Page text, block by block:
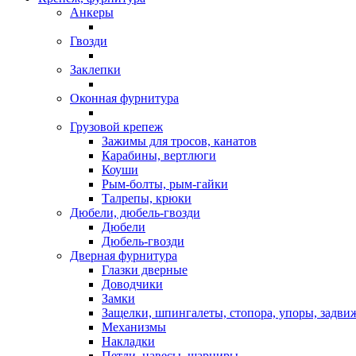
Анкеры
Гвозди
Заклепки
Оконная фурнитура
Грузовой крепеж
Зажимы для тросов, канатов
Карабины, вертлюги
Коуши
Рым-болты, рым-гайки
Талрепы, крюки
Дюбели, дюбель-гвозди
Дюбели
Дюбель-гвозди
Дверная фурнитура
Глазки дверные
Доводчики
Замки
Защелки, шпингалеты, стопора, упоры,
Механизмы
Накладки